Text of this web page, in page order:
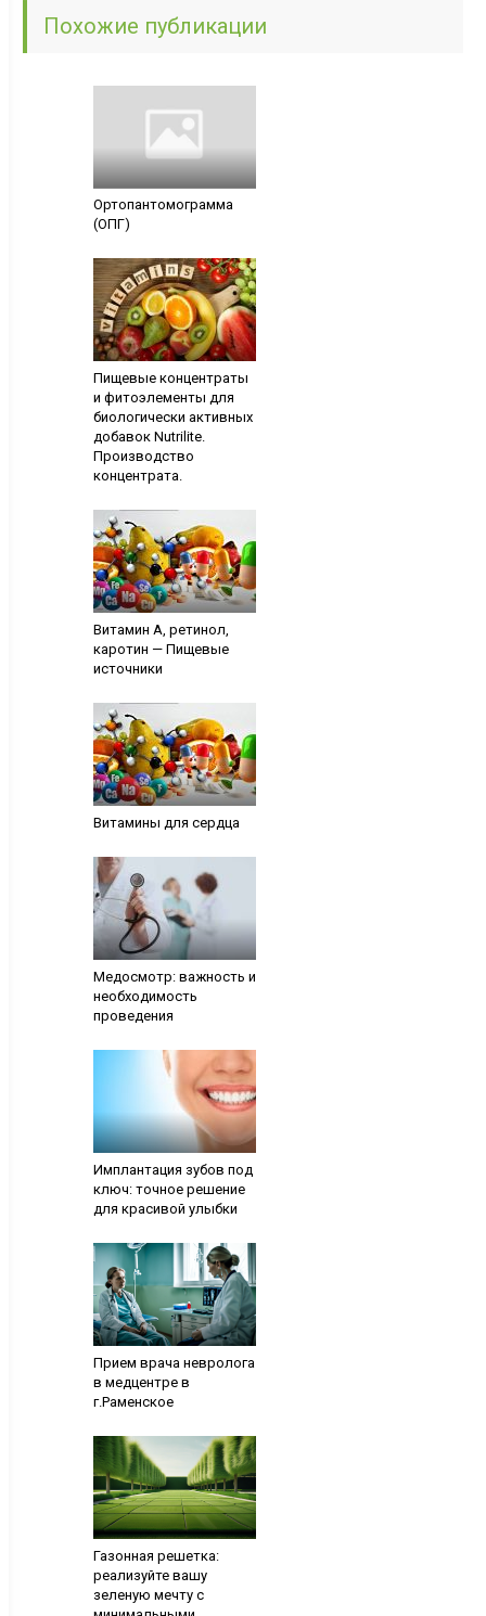
Похожие публикации
Ортопантомограмма
(ОПГ)
Пищевые концентраты
и фитоэлементы для
биологически активных
добавок Nutrilite.
Производство
концентрата.
Витамин А, ретинол,
каротин — Пищевые
источники
Витамины для сердца
Медосмотр: важность и
необходимость
проведения
Имплантация зубов под
ключ: точное решение
для красивой улыбки
Прием врача невролога
в медцентре в
г.Раменское
Газонная решетка:
реализуйте вашу
зеленую мечту с